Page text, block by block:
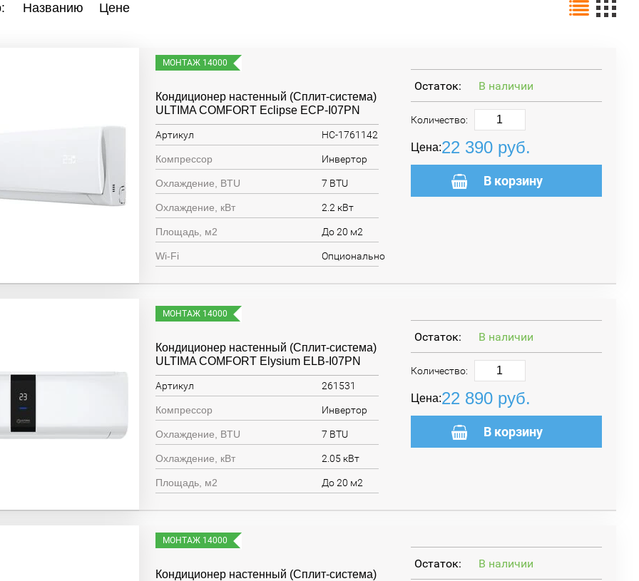
Названию Цене
МОНТАЖ 14000
Кондиционер настенный (Сплит-система)
ULTIMA COMFORT Eclipse ECP-I07PN
Артикул НС-1761142
Компрессор Инвертор
Охлаждение, BTU 7 BTU
Охлаждение, кВт 2.2 кВт
Площадь, м2 До 20 м2
Wi-Fi Опционально
Цена:22 390руб.
Остаток: В наличии
Количество:
В корзину
МОНТАЖ 14000
Кондиционер настенный (Сплит-система)
ULTIMA COMFORT Elysium ELB-I07PN
Артикул 261531
Компрессор Инвертор
Охлаждение, BTU 7 BTU
Охлаждение, кВт 2.05 кВт
Площадь, м2 До 20 м2
Цена:22 890руб.
Остаток: В наличии
Количество:
В корзину
МОНТАЖ 14000
Кондиционер настенный (Сплит-система)
Остаток: В наличии